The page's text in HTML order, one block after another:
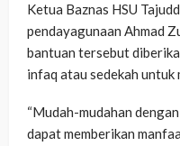
Ketua Baznas HSU
pendayagunaan Ahmad
bantuan tersebut
infaq atau sedekah untuk
“Mudah-mudahan
dapat memberikan